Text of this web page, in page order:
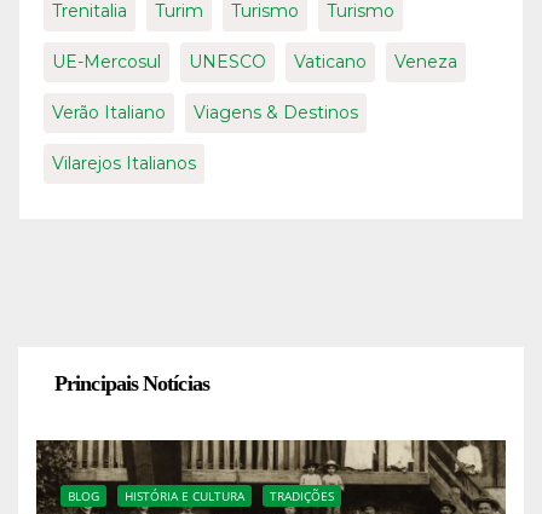
Trenitalia Turim Turismo Turismo
UE-Mercosul UNESCO Vaticano Veneza
Verão Italiano Viagens & Destinos
Vilarejos Italianos
Principais Notícias
BLOG HISTÓRIA E CULTURA TRADIÇÕES